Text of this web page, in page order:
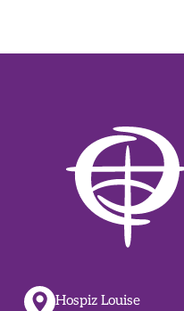
Hospiz Louise